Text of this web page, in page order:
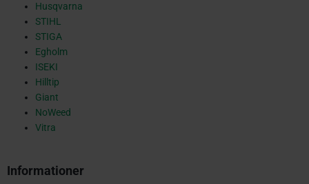
Husqvarna
STIHL
STIGA
Egholm
ISEKI
Hilltip
Giant
NoWeed
Vitra
Informationer